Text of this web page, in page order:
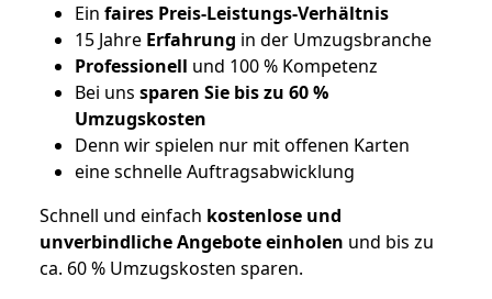
Ein faires Preis-Leistungs-Verhältnis
15 Jahre Erfahrung in der Umzugsbranche
Professionell und 100 % Kompetenz
Bei uns sparen Sie bis zu 60 %
Umzugskosten
Denn wir spielen nur mit offenen Karten
eine schnelle Auftragsabwicklung
Schnell und einfach kostenlose und
unverbindliche Angebote einholen und bis zu
ca. 60 % Umzugskosten sparen.